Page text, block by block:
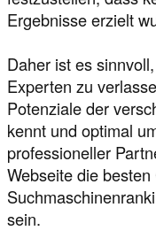
Ergebnisse erzielt
Daher ist es
Experten zu
Potenziale der
kennt und optimal
professioneller
Webseite die
sein.